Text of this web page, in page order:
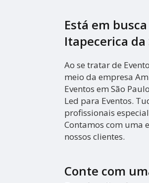
Está em
Itapecerica da
Ao se tratar de
meio da empresa
Eventos em São
Led para Eventos.
profissionais
Contamos com uma
nossos clientes.
Conte com